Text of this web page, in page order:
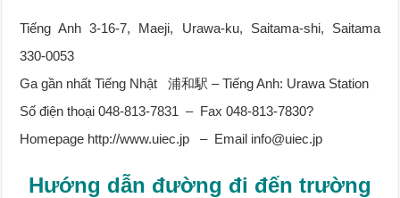
Tiếng Anh 3-16-7, Maeji, Urawa-ku, Saitama-shi, Saitama
330-0053
Ga gần nhất Tiếng Nhật 浦和駅 – Tiếng Anh: Urawa Station
Số điện thoại 048-813-7831 – Fax 048-813-7830?
Homepage http://www.uiec.jp – Email info@uiec.jp
Hướng dẫn đường đi đến trường